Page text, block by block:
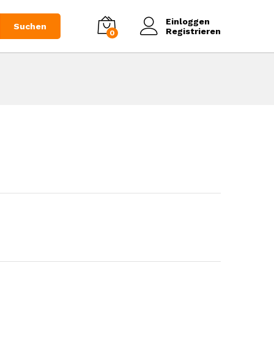
Suchen
0
Einloggen
Registrieren